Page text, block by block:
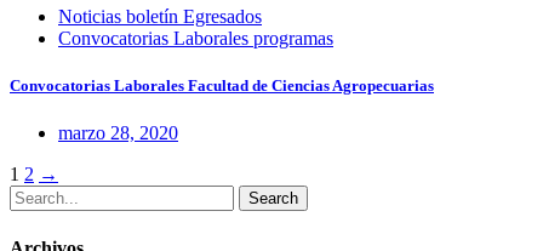
Noticias boletín Egresados
Convocatorias Laborales programas
Convocatorias Laborales Facultad de Ciencias Agropecuarias
marzo 28, 2020
Posts
navigation
1 2 →
Search